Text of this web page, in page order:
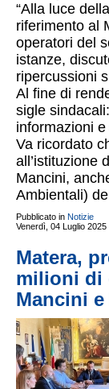
“Alla luce
riferimento al
operatori del
istanze,
ripercussioni
Al fine di
sigle
informazioni
Va ricordato
all’istituzione
Mancini,
Ambientali)
Pubblicato in Notizie
Venerdì, 04 Luglio 2025
Matera,
milioni di
Mancini